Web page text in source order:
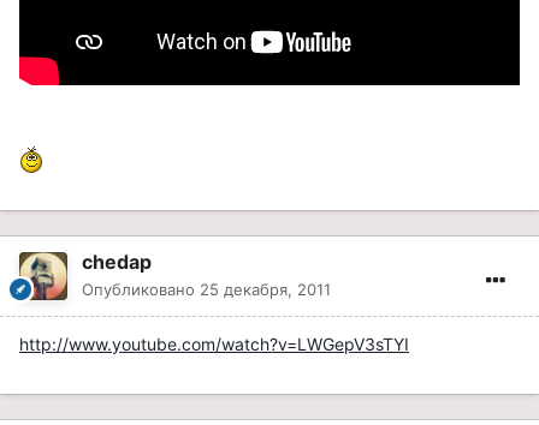
chedap
Опубликовано 25 декабря, 2011
http://www.youtube.com/watch?v=LWGepV3sTYI